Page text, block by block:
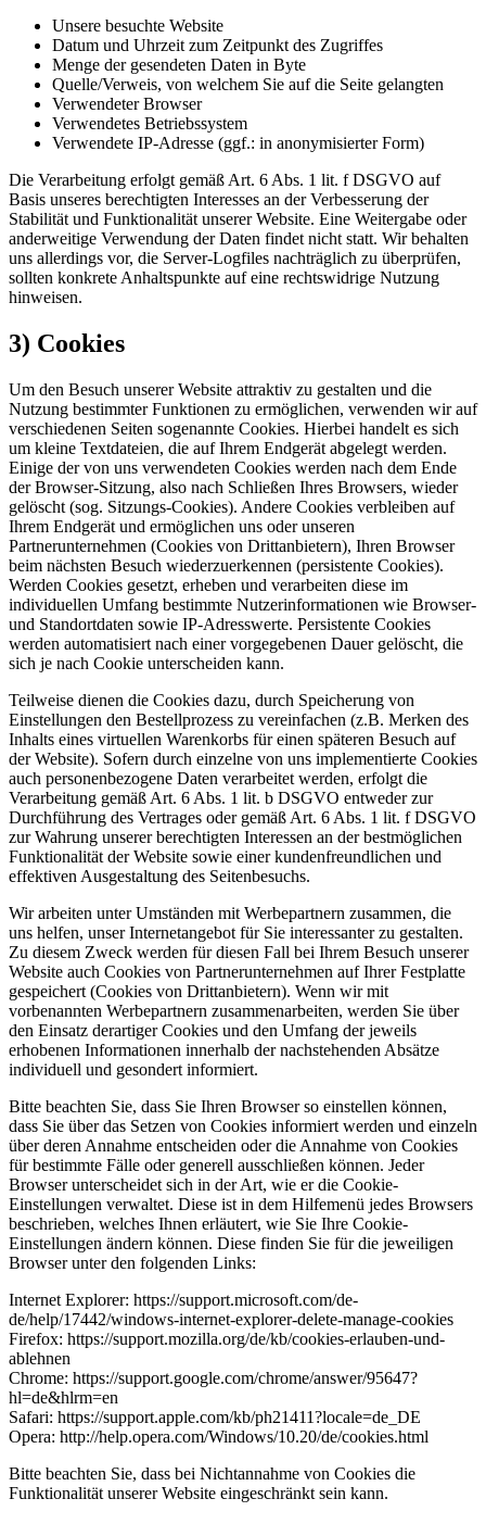
Unsere besuchte Website
Datum und Uhrzeit zum Zeitpunkt des Zugriffes
Menge der gesendeten Daten in Byte
Quelle/Verweis, von welchem Sie auf die Seite gelangten
Verwendeter Browser
Verwendetes Betriebssystem
Verwendete IP-Adresse (ggf.: in anonymisierter Form)
Die Verarbeitung erfolgt gemäß Art. 6 Abs. 1 lit. f DSGVO auf
Basis unseres berechtigten Interesses an der Verbesserung der
Stabilität und Funktionalität unserer Website. Eine Weitergabe oder
anderweitige Verwendung der Daten findet nicht statt. Wir behalten
uns allerdings vor, die Server-Logfiles nachträglich zu überprüfen,
sollten konkrete Anhaltspunkte auf eine rechtswidrige Nutzung
hinweisen.
3) Cookies
Um den Besuch unserer Website attraktiv zu gestalten und die
Nutzung bestimmter Funktionen zu ermöglichen, verwenden wir auf
verschiedenen Seiten sogenannte Cookies. Hierbei handelt es sich
um kleine Textdateien, die auf Ihrem Endgerät abgelegt werden.
Einige der von uns verwendeten Cookies werden nach dem Ende
der Browser-Sitzung, also nach Schließen Ihres Browsers, wieder
gelöscht (sog. Sitzungs-Cookies). Andere Cookies verbleiben auf
Ihrem Endgerät und ermöglichen uns oder unseren
Partnerunternehmen (Cookies von Drittanbietern), Ihren Browser
beim nächsten Besuch wiederzuerkennen (persistente Cookies).
Werden Cookies gesetzt, erheben und verarbeiten diese im
individuellen Umfang bestimmte Nutzerinformationen wie Browser-
und Standortdaten sowie IP-Adresswerte. Persistente Cookies
werden automatisiert nach einer vorgegebenen Dauer gelöscht, die
sich je nach Cookie unterscheiden kann.
Teilweise dienen die Cookies dazu, durch Speicherung von
Einstellungen den Bestellprozess zu vereinfachen (z.B. Merken des
Inhalts eines virtuellen Warenkorbs für einen späteren Besuch auf
der Website). Sofern durch einzelne von uns implementierte Cookies
auch personenbezogene Daten verarbeitet werden, erfolgt die
Verarbeitung gemäß Art. 6 Abs. 1 lit. b DSGVO entweder zur
Durchführung des Vertrages oder gemäß Art. 6 Abs. 1 lit. f DSGVO
zur Wahrung unserer berechtigten Interessen an der bestmöglichen
Funktionalität der Website sowie einer kundenfreundlichen und
effektiven Ausgestaltung des Seitenbesuchs.
Wir arbeiten unter Umständen mit Werbepartnern zusammen, die
uns helfen, unser Internetangebot für Sie interessanter zu gestalten.
Zu diesem Zweck werden für diesen Fall bei Ihrem Besuch unserer
Website auch Cookies von Partnerunternehmen auf Ihrer Festplatte
gespeichert (Cookies von Drittanbietern). Wenn wir mit
vorbenannten Werbepartnern zusammenarbeiten, werden Sie über
den Einsatz derartiger Cookies und den Umfang der jeweils
erhobenen Informationen innerhalb der nachstehenden Absätze
individuell und gesondert informiert.
Bitte beachten Sie, dass Sie Ihren Browser so einstellen können,
dass Sie über das Setzen von Cookies informiert werden und einzeln
über deren Annahme entscheiden oder die Annahme von Cookies
für bestimmte Fälle oder generell ausschließen können. Jeder
Browser unterscheidet sich in der Art, wie er die Cookie-
Einstellungen verwaltet. Diese ist in dem Hilfemenü jedes Browsers
beschrieben, welches Ihnen erläutert, wie Sie Ihre Cookie-
Einstellungen ändern können. Diese finden Sie für die jeweiligen
Browser unter den folgenden Links:
Internet Explorer: https://support.microsoft.com/de-
de/help/17442/windows-internet-explorer-delete-manage-cookies
Firefox: https://support.mozilla.org/de/kb/cookies-erlauben-und-
ablehnen
Chrome: https://support.google.com/chrome/answer/95647?
hl=de&hlrm=en
Safari: https://support.apple.com/kb/ph21411?locale=de_DE
Opera: http://help.opera.com/Windows/10.20/de/cookies.html
Bitte beachten Sie, dass bei Nichtannahme von Cookies die
Funktionalität unserer Website eingeschränkt sein kann.